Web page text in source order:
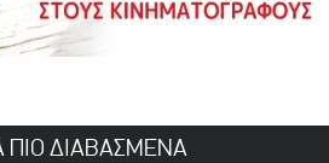
ΠΙΟ ΔΙΑΒΑΣΜΕΝΑ